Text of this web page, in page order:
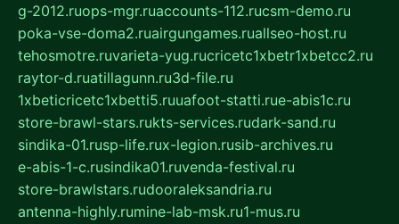
g-2012.ruops-mgr.ruaccounts-112.rucsm-demo.ru
poka-vse-doma2.ruairgungames.ruallseo-host.ru
tehosmotre.ruvarieta-yug.rucricetc1xbetr1xbetcc2.ru
raytor-d.ruatillagunn.ru3d-file.ru
1xbeticricetc1xbetti5.ruuafoot-statti.rue-abis1c.ru
store-brawl-stars.rukts-services.rudark-sand.ru
sindika-01.rusp-life.rux-legion.rusib-archives.ru
e-abis-1-c.rusindika01.ruvenda-festival.ru
store-brawlstars.rudooraleksandria.ru
antenna-highly.rumine-lab-msk.ru1-mus.ru